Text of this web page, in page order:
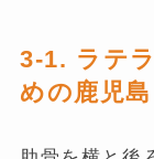
3-1. ラテ
めの鹿児